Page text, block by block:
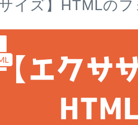
イズ】HTMLの